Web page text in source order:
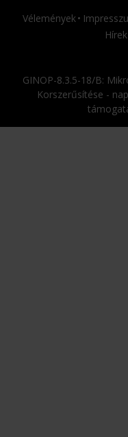
Vélemények
Hírek
GINOP-8.3.5-18/B:
Korszerűsítése -